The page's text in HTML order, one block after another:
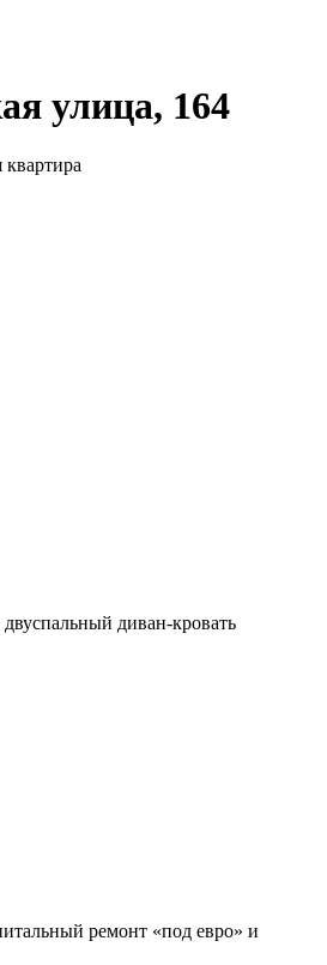
улица, 164
квартира
диван-кровать
ремонт «под евро» и